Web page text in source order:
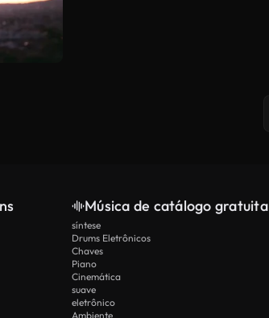
Música de catálogo gratuita
síntese
Drums Eletrônicos
Chaves
Piano
Cinemática
suave
eletrônico
Ambiente